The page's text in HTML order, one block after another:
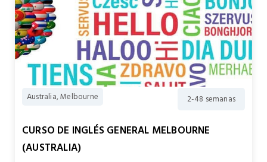
Australia, Melbourne 2-48 semanas
CURSO DE INGLÉS GENERAL MELBOURNE
(AUSTRALIA)